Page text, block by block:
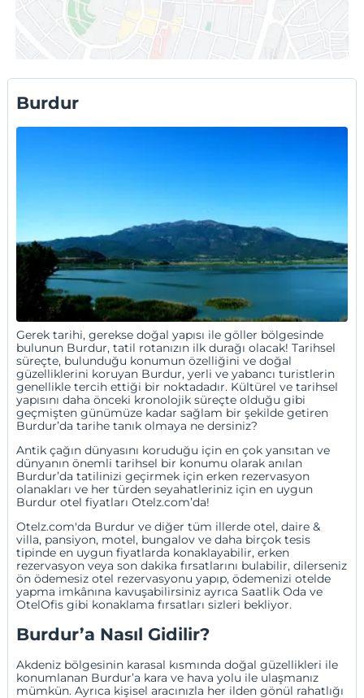
Karanfil Pansiyon
Otellerin tamamı için: Burdur Pansiyonlar
Burdur
Gerek tarihi, gerekse doğal yapısı ile göller bölgesinde
bulunun Burdur, tatil rotanızın ilk durağı olacak! Tarihsel
süreçte, bulunduğu konumun özelliğini ve doğal
güzelliklerini koruyan Burdur, yerli ve yabancı turistlerin
genellikle tercih ettiği bir noktadadır. Kültürel ve tarihsel
yapısını daha önceki kronolojik süreçte olduğu gibi
geçmişten günümüze kadar sağlam bir şekilde getiren
Burdur’da tarihe tanık olmaya ne dersiniz?
Antik çağın dünyasını koruduğu için en çok yansıtan ve
dünyanın önemli tarihsel bir konumu olarak anılan
Burdur’da tatilinizi geçirmek için erken rezervasyon
olanakları ve her türden seyahatleriniz için en uygun
Burdur otel fiyatları Otelz.com’da!
Otelz.com'da Burdur ve diğer tüm illerde otel, daire &
villa, pansiyon, motel, bungalov ve daha birçok tesis
tipinde en uygun fiyatlarda konaklayabilir,erken
rezervasyon veyason dakika fırsatlarını bulabilir, dilerseniz
ön ödemesiz otel rezervasyonu yapıp, ödemenizi otelde
yapma imkânına kavuşabilirsiniz ayrıcaSaatlik Oda ve
OtelOfis gibi konaklama fırsatları sizleri bekliyor.
Burdur’a Nasıl Gidilir?
Akdeniz bölgesinin karasal kısmında doğal güzellikleri ile
konumlanan Burdur’a kara ve hava yolu ile ulaşmanız
mümkün. Ayrıca kişisel aracınızla her ilden gönül rahatlığı